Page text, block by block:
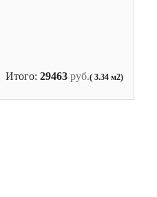
Итого: 29463 руб.( 3.34 м2)